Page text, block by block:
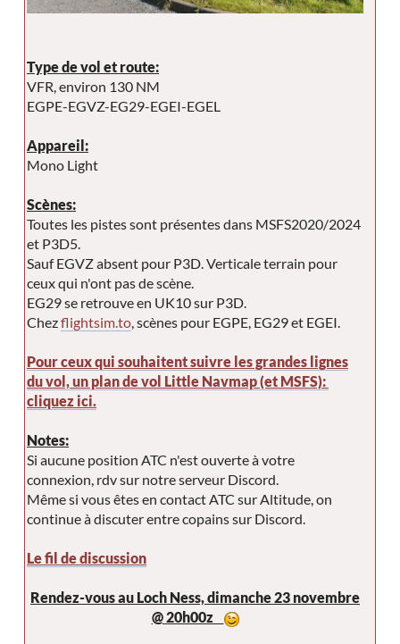
Type de vol et route:
VFR, environ 130 NM
EGPE-EGVZ-EG29-EGEI-EGEL
Appareil:
Mono Light
Scènes:
Toutes les pistes sont présentes dans MSFS2020/2024
et P3D5.
Sauf EGVZ absent pour P3D. Verticale terrain pour
ceux qui n'ont pas de scène.
EG29 se retrouve en UK10 sur P3D.
Chezflightsim.to , scènes pour EGPE, EG29 et EGEI.
Pour ceux qui souhaitent suivre les grandes lignes
du vol, un plan de vol Little Navmap (et MSFS):
cliquez ici.
Notes:
Si aucune position ATC n'est ouverte à votre
connexion, rdv sur notre serveur Discord.
Même si vous êtes en contact ATC sur Altitude, on
continue à discuter entre copains sur Discord.
Le fil de discussion
Rendez-vous au Loch Ness, dimanche 23 novembre
@ 20h00z